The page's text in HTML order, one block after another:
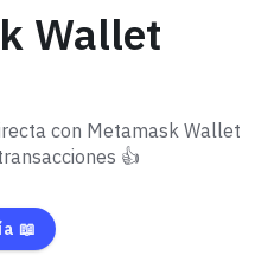
Wallet
con Metamask Wallet
👍
📖